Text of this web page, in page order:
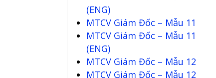
(ENG)
MTCV Giám Đốc – Mẫu 11
MTCV Giám Đốc – Mẫu 11
(ENG)
MTCV Giám Đốc – Mẫu 12
MTCV Giám Đốc – Mẫu 12